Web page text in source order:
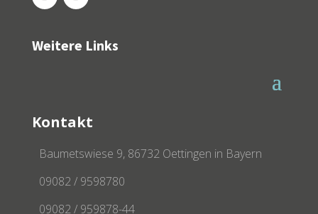
Weitere Links
Kontakt
Baumetswiese 9, 86732 Oettingen in Bayern
09082 / 9598780
09082 / 959878-44